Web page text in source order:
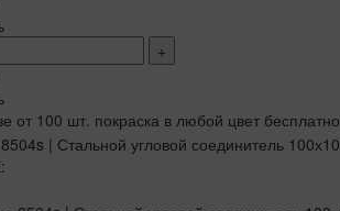
+
от 100 шт. покраска в любой цвет бесплатно.